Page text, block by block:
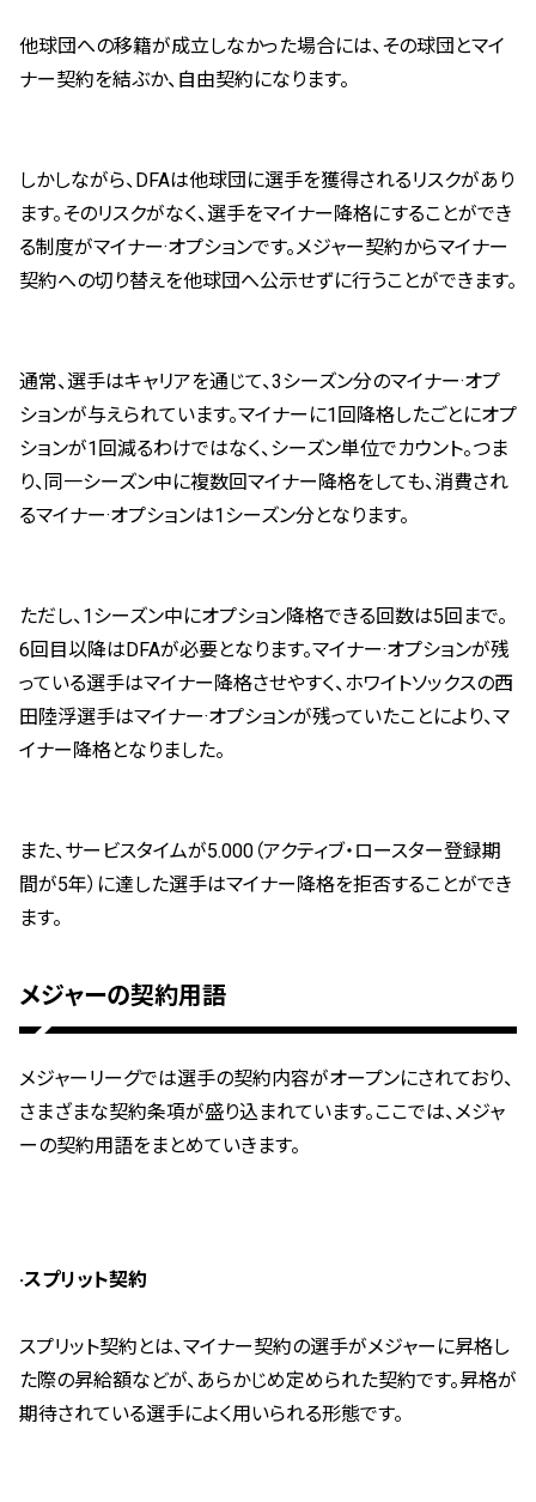
他球団への移籍が成立しなかった場合には、その球団とマイ
ナー契約を結ぶか、自由契約になります。
しかしながら、DFAは他球団に選手を獲得されるリスクがあり
ます。そのリスクがなく、選手をマイナー降格にすることができ
る制度がマイナー·オプションです。メジャー契約からマイナー
契約への切り替えを他球団へ公示せずに行うことができます。
通常、選手はキャリアを通じて、3シーズン分のマイナー·オプ
ションが与えられています。マイナーに1回降格したごとにオプ
ションが1回減るわけではなく、シーズン単位でカウント。つま
り、同一シーズン中に複数回マイナー降格をしても、消費され
るマイナー·オプションは1シーズン分となります。
ただし、1シーズン中にオプション降格できる回数は5回まで。
6回目以降はDFAが必要となります。マイナー·オプションが残
っている選手はマイナー降格させやすく、ホワイトソックスの西
田陸浮選手はマイナー·オプションが残っていたことにより、マ
イナー降格となりました。
また、サービスタイムが5.000（アクティブ・ロースター登録期
間が5年）に達した選手はマイナー降格を拒否することができ
ます。
メジャーの契約用語
メジャーリーグでは選手の契約内容がオープンにされており、
さまざまな契約条項が盛り込まれています。ここでは、メジャ
ーの契約用語をまとめていきます。
·スプリット契約
スプリット契約とは、マイナー契約の選手がメジャーに昇格し
た際の昇給額などが、あらかじめ定められた契約です。昇格が
期待されている選手によく用いられる形態です。